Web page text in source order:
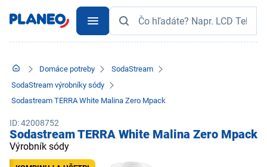
Domáce potreby
SodaStream
SodaStream výrobníky sódy
Sodastream TERRA White Malina Zero Mpack
ID: 42008752
Sodastream TERRA White Malina Zero Mpack
Výrobník sódy